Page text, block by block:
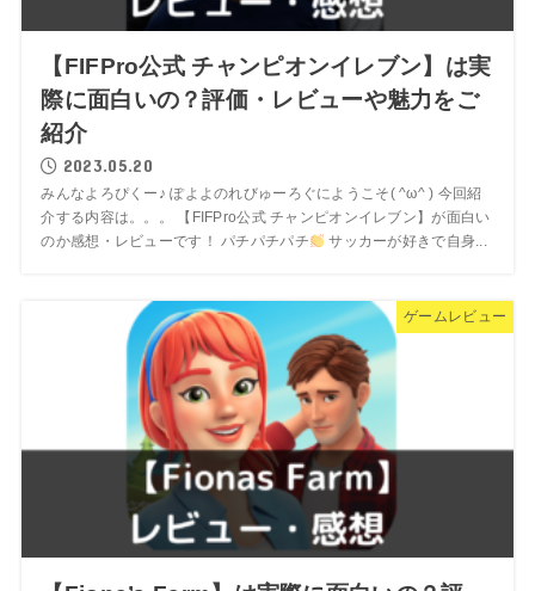
【FIFPro公式 チャンピオンイレブン】は実
際に面白いの？評価・レビューや魅力をご
紹介
2023.05.20
みんなよろぴくー♪ ぽよよのれびゅーろぐにようこそ( ^ω^ ) 今回紹
介する内容は。。。 【FIFPro公式 チャンピオンイレブン】が面白い
のか感想・レビューです！ パチパチパチ
サッカーが好きで自身...
ゲームレビュー